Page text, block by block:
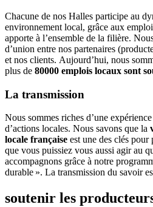
Chacune de nos Halles participe au
environnement local, grâce aux
apporte à l’ensemble de la filière.
d’union entre nos partenaires
et nos clients. Aujourd’hui, nous
plus de 80000 emplois locaux sont
La transmission
Nous sommes riches d’une
d’actions locales. Nous savons que la
locale française est une des clés
que vous puissiez vous aussi agir au
accompagnons grâce à notre
durable ». La transmission du savoir
soutenir les